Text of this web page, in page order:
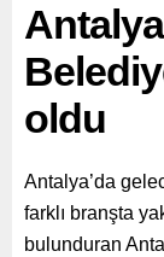
oldu
Antalya’da
farklı branşta
bulunduran